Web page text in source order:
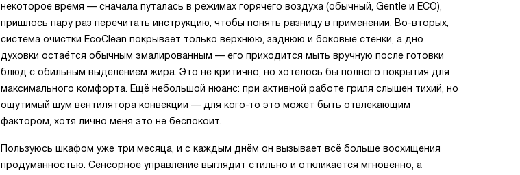
некоторое время — сначала путалась в режимах горячего воздуха (обычный, Gentle и ECO),
пришлось пару раз перечитать инструкцию, чтобы понять разницу в применении. Во-вторых,
система очистки EcoClean покрывает только верхнюю, заднюю и боковые стенки, а дно
духовки остаётся обычным эмалированным — его приходится мыть вручную после готовки
блюд с обильным выделением жира. Это не критично, но хотелось бы полного покрытия для
максимального комфорта. Ещё небольшой нюанс: при активной работе гриля слышен тихий, но
ощутимый шум вентилятора конвекции — для кого-то это может быть отвлекающим
фактором, хотя лично меня это не беспокоит.
Пользуюсь шкафом уже три месяца, и с каждым днём он вызывает всё больше восхищения
продуманностью. Сенсорное управление выглядит стильно и откликается мгновенно, а